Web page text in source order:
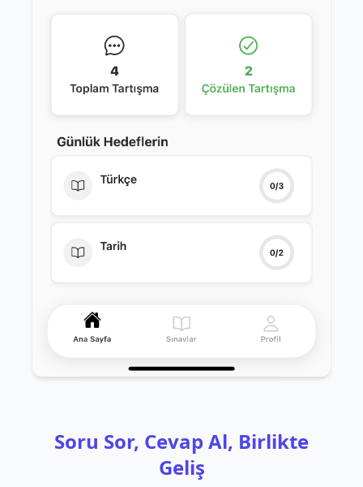
Soru Sor, Cevap Al, Birlikte
Geliş